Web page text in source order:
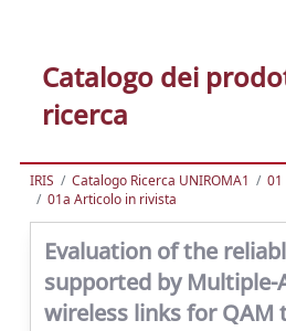
Catalogo dei
ricerca
IRIS Catalogo Ricerca UNIROMA1
01
01a Articolo in rivista
Evaluation of the
supported by Multiple-
wireless links for QAM